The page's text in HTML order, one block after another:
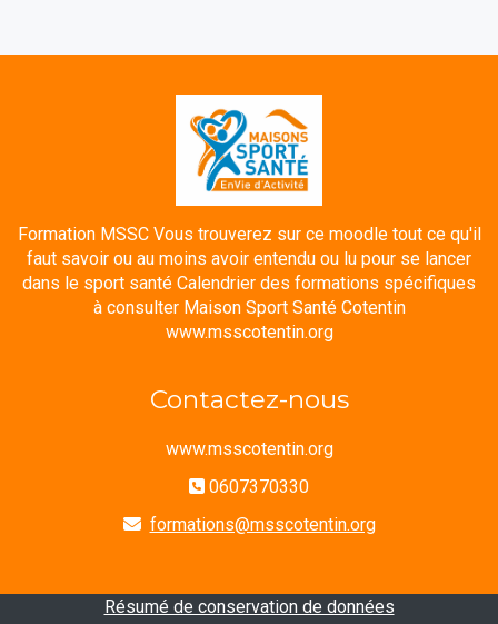
Formation MSSC Vous trouverez sur ce moodle tout ce qu'il
faut savoir ou au moins avoir entendu ou lu pour se lancer
dans le sport santé Calendrier des formations spécifiques
à consulter Maison Sport Santé Cotentin
www.msscotentin.org
Contactez-nous
www.msscotentin.org
0607370330
formations@msscotentin.org
Résumé de conservation de données